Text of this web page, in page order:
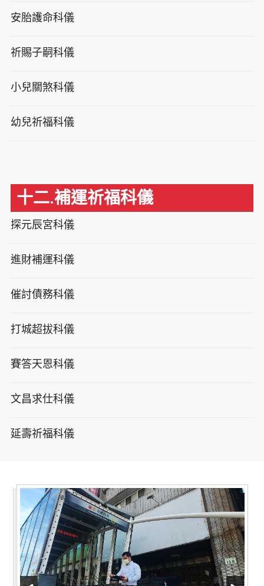
安胎護命科儀
祈賜子嗣科儀
小兒關煞科儀
幼兒祈福科儀
十二.補運祈福科儀
探元辰宮科儀
進財補運科儀
催討債務科儀
打城超拔科儀
賽答天恩科儀
文昌求仕科儀
延壽祈福科儀